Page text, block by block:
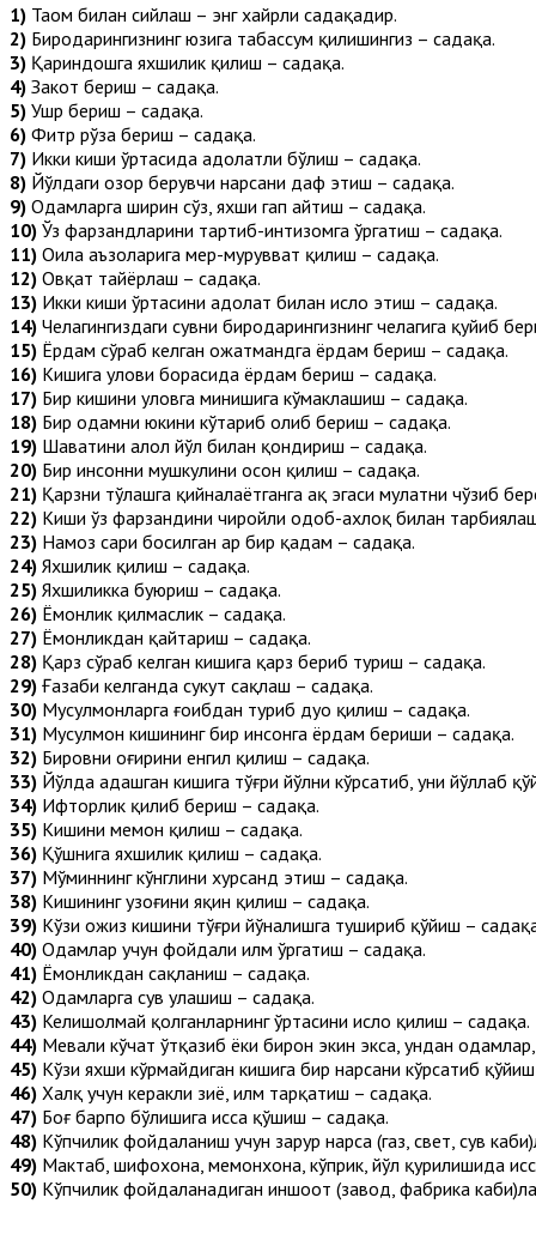
1) Таом билан сийлаш – энг хайрли садақадир.
2) Биродарингизнинг юзига табассум қилишингиз – садақа.
3) Қариндошга яхшилик қилиш – садақа.
4) Закот бериш – садақа.
5) Ушр бериш – садақа.
6) Фитр рўза бериш – садақа.
7) Икки киши ўртасида адолатли бўлиш – садақа.
8) Йўлдаги озор берувчи нарсани даф этиш – садақа.
9) Одамларга ширин сўз, яхши гап айтиш – садақа.
10) Ўз фарзандларини тартиб-интизомга ўргатиш – садақа.
11) Оила аъзоларига меҳр-мурувват қилиш – садақа.
12) Овқат тайёрлаш – садақа.
13) Икки киши ўртасини адолат билан ислоҳ этиш – садақа.
14) Челагингиздаги сувни биродарингизнинг челагига қуйиб
15) Ёрдам сўраб келган ҳожатмандга ёрдам бериш – садақа.
16) Кишига улови борасида ёрдам бериш – садақа.
17) Бир кишини уловга минишига кўмаклашиш – садақа.
18) Бир одамни юкини кўтариб олиб бериш – садақа.
19) Шаҳватини ҳалол йўл билан қондириш – садақа.
20) Бир инсонни мушкулини осон қилиш – садақа.
21) Қарзни тўлашга қийналаётганга ҳақ эгаси муҳлатни чўзиб
22) Киши ўз фарзандини чиройли одоб-ахлоқ билан
23) Намоз сари босилган ҳар бир қадам – садақа.
24) Яхшилик қилиш – садақа.
25) Яхшиликка буюриш – садақа.
26) Ёмонлик қилмаслик – садақа.
27) Ёмонликдан қайтариш – садақа.
28) Қарз сўраб келган кишига қарз бериб туриш – садақа.
29) Ғазаби келганда сукут сақлаш – садақа.
30) Мусулмонларга ғоибдан туриб дуо қилиш – садақа.
31) Мусулмон кишининг бир инсонга ёрдам бериши – садақа.
32) Бировни оғирини енгил қилиш – садақа.
33) Йўлда адашган кишига тўғри йўлни кўрсатиб, уни йўллаб
34) Ифторлик қилиб бериш – садақа.
35) Кишини меҳмон қилиш – садақа.
36) Қўшнига яхшилик қилиш – садақа.
37) Мўминнинг кўнглини хурсанд этиш – садақа.
38) Кишининг узоғини яқин қилиш – садақа.
39) Кўзи ожиз кишини тўғри йўналишга тушириб қўйиш –
40) Одамлар учун фойдали илм ўргатиш – садақа.
41) Ёмонликдан сақланиш – садақа.
42) Одамларга сув улашиш – садақа.
43) Келишолмай қолганларнинг ўртасини ислоҳ қилиш – садақа.
44) Мевали кўчат ўтқазиб ёки бирон экин экса, ундан
45) Кўзи яхши кўрмайдиган кишига бир нарсани кўрсатиб
46) Халқ учун керакли зиё, илм тарқатиш – садақа.
47) Боғ барпо бўлишига ҳисса қўшиш – садақа.
48) Кўпчилик фойдаланиш учун зарур нарса (газ, свет, сув
49) Мактаб, шифохона, меҳмонхона, кўприк, йўл қурилишида
50) Кўпчилик фойдаланадиган иншоот (завод, фабрика